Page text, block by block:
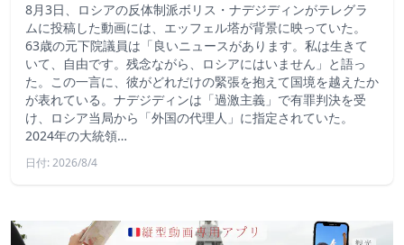
8月3日、ロシアの反体制派ボリス・ナデジディンがテレグラ
ムに投稿した動画には、エッフェル塔が背景に映っていた。
63歳の元下院議員は「良いニュースがあります。私は生きて
いて、自由です。残念ながら、ロシアにはいません」と語っ
た。この一言に、彼がどれだけの緊張を抱えて国境を越えたか
が表れている。ナデジディンは「過激主義」で有罪判決を受
け、ロシア当局から「外国の代理人」に指定されていた。
2024年の大統領…
日付: 2026/8/4